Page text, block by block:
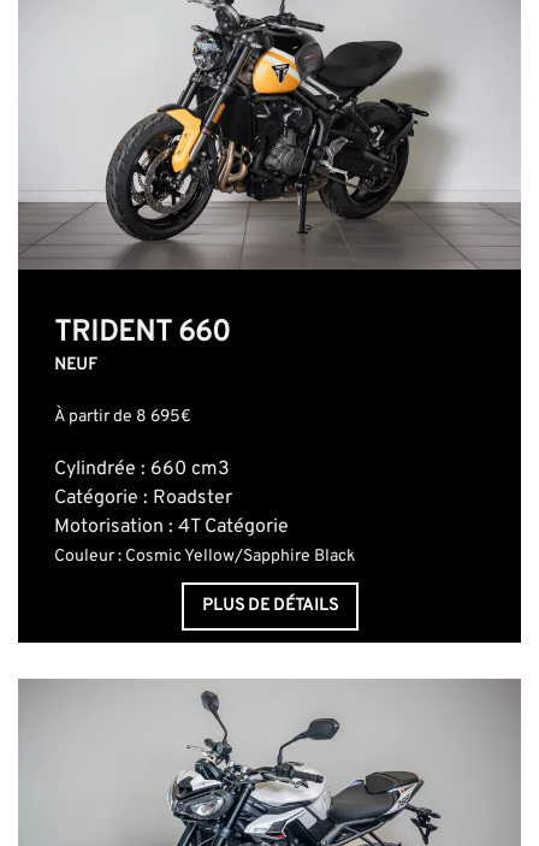
TRIDENT 660
NEUF
À partir de 8 695€
Cylindrée : 660 cm3
Catégorie : Roadster
Motorisation : 4T Catégorie
Couleur : Cosmic Yellow/Sapphire Black
PLUS DE DÉTAILS